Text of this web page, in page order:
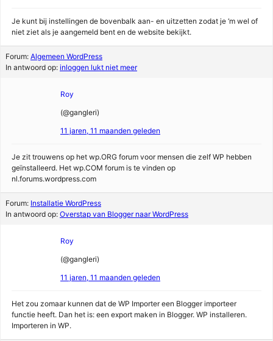
Je kunt bij instellingen de bovenbalk aan- en uitzetten zodat je ‘m wel of
niet ziet als je aangemeld bent en de website bekijkt.
Forum: Algemeen WordPress
In antwoord op: inloggen lukt niet meer
Roy
(@gangleri)
11 jaren, 11 maanden geleden
Je zit trouwens op het wp.ORG forum voor mensen die zelf WP hebben
geïnstalleerd. Het wp.COM forum is te vinden op
nl.forums.wordpress.com
Forum: Installatie WordPress
In antwoord op: Overstap van Blogger naar WordPress
Roy
(@gangleri)
11 jaren, 11 maanden geleden
Het zou zomaar kunnen dat de WP Importer een Blogger importeer
functie heeft. Dan het is: een export maken in Blogger. WP installeren.
Importeren in WP.